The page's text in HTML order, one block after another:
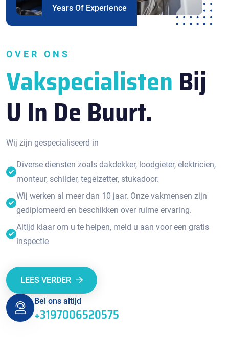
Years Of Experience
OVER ONS
Vakspecialisten Bij
U In De Buurt.
Wij zijn gespecialiseerd in
Diverse diensten zoals dakdekker, loodgieter, elektricien,
monteur, schilder, tegelzetter, stukadoor.
Wij werken al meer dan 10 jaar. Onze vakmensen zijn
gediplomeerd en beschikken over ruime ervaring.
Altijd klaar om u te helpen, meld u aan voor een gratis
inspectie
LEES VERDER
Bel ons altijd
+3197006520575